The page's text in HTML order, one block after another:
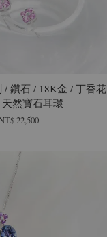
/ 鑽石 / 18K金 / 丁香花
天然寶石耳環
22,500